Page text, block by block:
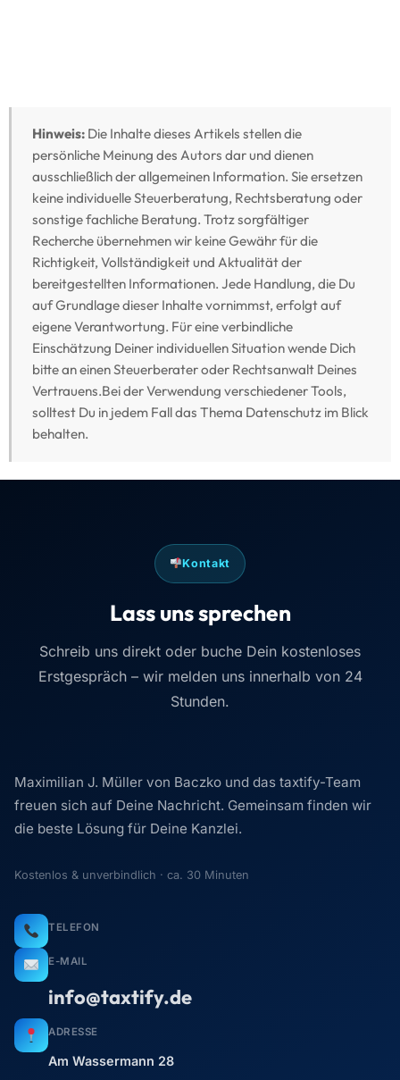
Hinweis:Die Inhalte dieses Artikels stellen die
persönliche Meinung des Autors dar und dienen
ausschließlich der allgemeinen Information. Sie ersetzen
keine individuelle Steuerberatung, Rechtsberatung oder
sonstige fachliche Beratung. Trotz sorgfältiger
Recherche übernehmen wir keine Gewähr für die
Richtigkeit, Vollständigkeit und Aktualität der
bereitgestellten Informationen. Jede Handlung, die Du
auf Grundlage dieser Inhalte vornimmst, erfolgt auf
eigene Verantwortung. Für eine verbindliche
Einschätzung Deiner individuellen Situation wende Dich
bitte an einen Steuerberater oder Rechtsanwalt Deines
Vertrauens.Bei der Verwendung verschiedener Tools,
solltest Du in jedem Fall das Thema Datenschutz im Blick
behalten.
Kontakt
Lass uns sprechen
Schreib uns direkt oder buche Dein kostenloses
Erstgespräch – wir melden uns innerhalb von 24
Stunden.
Maximilian J. Müller von Baczko und das taxtify-Team
freuen sich auf Deine Nachricht. Gemeinsam finden wir
die beste Lösung für Deine Kanzlei.
Kostenlos & unverbindlich · ca. 30 Minuten
TELEFON
E-MAIL
info@taxtify.de
ADRESSE
Am Wassermann 28